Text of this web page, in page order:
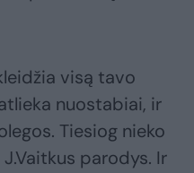
visą tavo
nuostabiai, ir
Tiesiog nieko
parodys. Ir